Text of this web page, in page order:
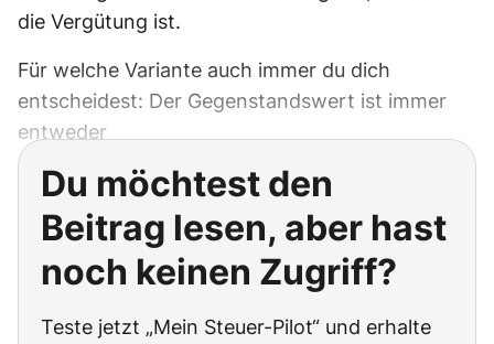
die Vergütung ist.
Für welche Variante auch immer du dich
entscheidest: Der Gegenstandswert ist immer
entweder
Du möchtest den
Beitrag lesen, aber hast
noch keinen Zugriff?
Teste jetzt „Mein Steuer-Pilot“ und erhalte